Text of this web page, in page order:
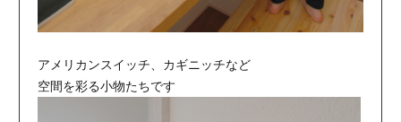
アメリカンスイッチ、カギニッチなど
空間を彩る小物たちです